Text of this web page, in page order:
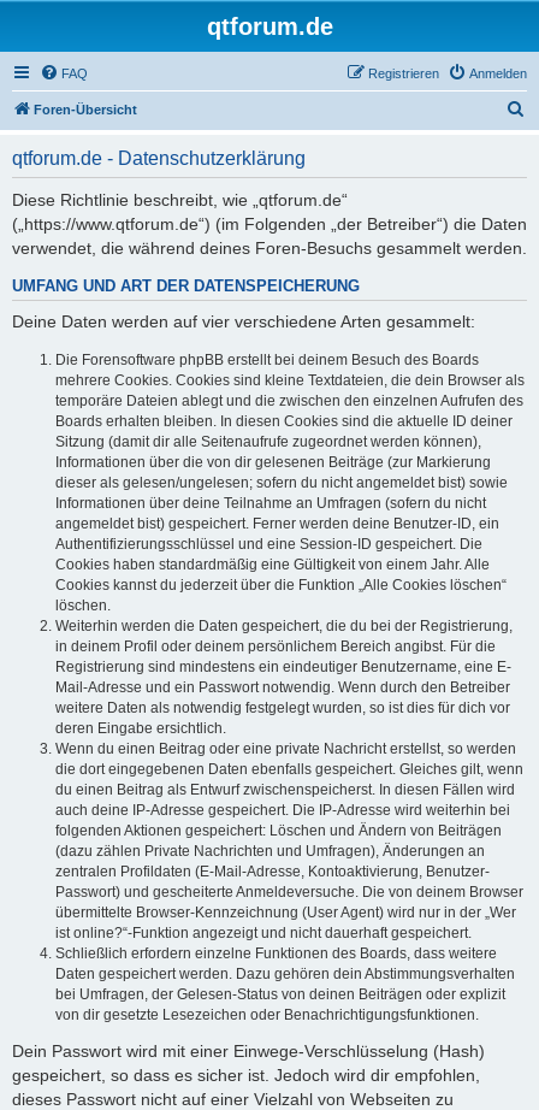
qtforum.de
FAQ Anmelden
Registrieren
Foren-Übersicht
qtforum.de - Datenschutzerklärung
Diese Richtlinie beschreibt, wie „qtforum.de“
(„https://www.qtforum.de“) (im Folgenden „der Betreiber“) die Daten
verwendet, die während deines Foren-Besuchs gesammelt werden.
UMFANG UND ART DER DATENSPEICHERUNG
Deine Daten werden auf vier verschiedene Arten gesammelt:
Die Forensoftware phpBB erstellt bei deinem Besuch des Boards
mehrere Cookies. Cookies sind kleine Textdateien, die dein Browser als
temporäre Dateien ablegt und die zwischen den einzelnen Aufrufen des
Boards erhalten bleiben. In diesen Cookies sind die aktuelle ID deiner
Sitzung (damit dir alle Seitenaufrufe zugeordnet werden können),
Informationen über die von dir gelesenen Beiträge (zur Markierung
dieser als gelesen/ungelesen; sofern du nicht angemeldet bist) sowie
Informationen über deine Teilnahme an Umfragen (sofern du nicht
angemeldet bist) gespeichert. Ferner werden deine Benutzer-ID, ein
Authentifizierungsschlüssel und eine Session-ID gespeichert. Die
Cookies haben standardmäßig eine Gültigkeit von einem Jahr. Alle
Cookies kannst du jederzeit über die Funktion „Alle Cookies löschen“
löschen.
Weiterhin werden die Daten gespeichert, die du bei der Registrierung,
in deinem Profil oder deinem persönlichem Bereich angibst. Für die
Registrierung sind mindestens ein eindeutiger Benutzername, eine E-
Mail-Adresse und ein Passwort notwendig. Wenn durch den Betreiber
weitere Daten als notwendig festgelegt wurden, so ist dies für dich vor
deren Eingabe ersichtlich.
Wenn du einen Beitrag oder eine private Nachricht erstellst, so werden
die dort eingegebenen Daten ebenfalls gespeichert. Gleiches gilt, wenn
du einen Beitrag als Entwurf zwischenspeicherst. In diesen Fällen wird
auch deine IP-Adresse gespeichert. Die IP-Adresse wird weiterhin bei
folgenden Aktionen gespeichert: Löschen und Ändern von Beiträgen
(dazu zählen Private Nachrichten und Umfragen), Änderungen an
zentralen Profildaten (E-Mail-Adresse, Kontoaktivierung, Benutzer-
Passwort) und gescheiterte Anmeldeversuche. Die von deinem Browser
übermittelte Browser-Kennzeichnung (User Agent) wird nur in der „Wer
ist online?“-Funktion angezeigt und nicht dauerhaft gespeichert.
Schließlich erfordern einzelne Funktionen des Boards, dass weitere
Daten gespeichert werden. Dazu gehören dein Abstimmungsverhalten
bei Umfragen, der Gelesen-Status von deinen Beiträgen oder explizit
von dir gesetzte Lesezeichen oder Benachrichtigungsfunktionen.
Dein Passwort wird mit einer Einwege-Verschlüsselung (Hash)
gespeichert, so dass es sicher ist. Jedoch wird dir empfohlen,
dieses Passwort nicht auf einer Vielzahl von Webseiten zu